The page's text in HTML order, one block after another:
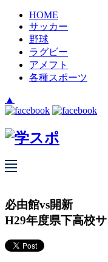
HOME
サッカー
野球
ラグビー
アメフト
各種スポーツ
▲
必由館vs開新
H29年度県下高校